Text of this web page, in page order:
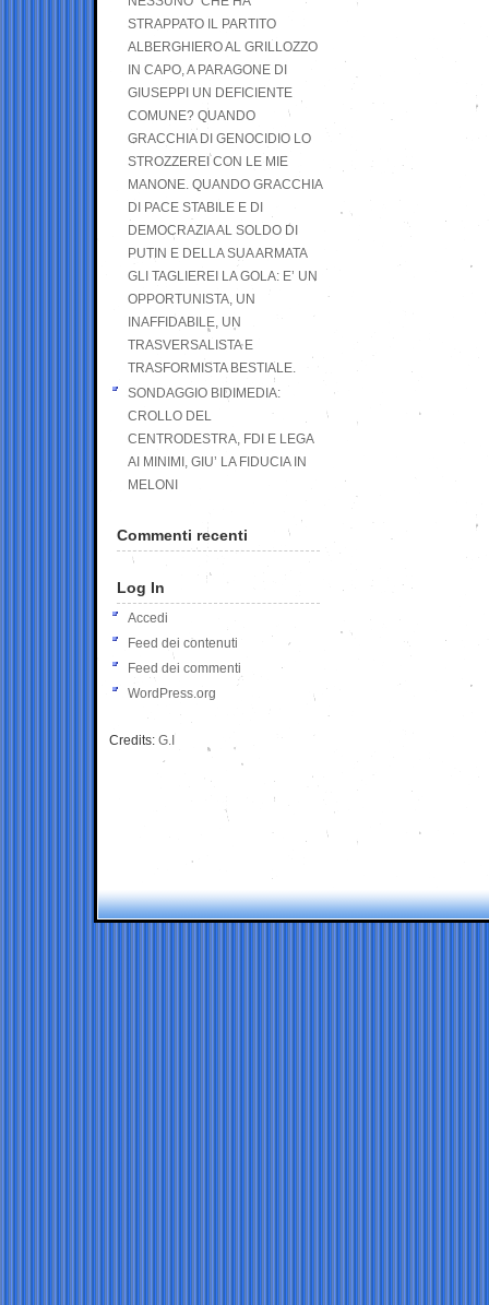
STRAPPATO IL PARTITO
ALBERGHIERO AL GRILLOZZO
IN CAPO, A PARAGONE DI
GIUSEPPI UN DEFICIENTE
COMUNE? QUANDO
GRACCHIA DI GENOCIDIO LO
STROZZEREI CON LE MIE
MANONE. QUANDO GRACCHIA
DI PACE STABILE E DI
DEMOCRAZIA AL SOLDO DI
PUTIN E DELLA SUA ARMATA
GLI TAGLIEREI LA GOLA: E’ UN
OPPORTUNISTA, UN
INAFFIDABILE, UN
TRASVERSALISTA E
TRASFORMISTA BESTIALE.
SONDAGGIO BIDIMEDIA:
CROLLO DEL
CENTRODESTRA, FDI E LEGA
AI MINIMI, GIU’ LA FIDUCIA IN
MELONI
Commenti recenti
Log In
Accedi
Feed dei contenuti
Feed dei commenti
WordPress.org
Credits: G.I